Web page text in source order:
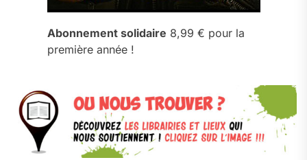
Abonnement solidaire 8,99 € pour la
première année !